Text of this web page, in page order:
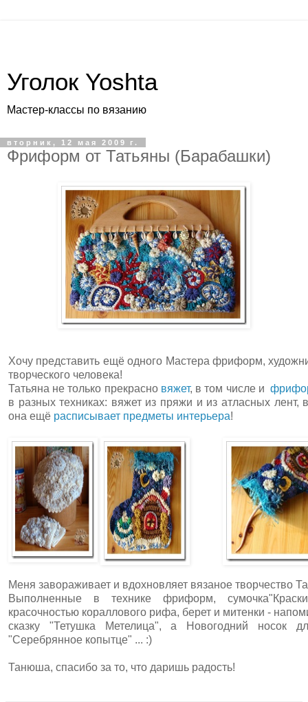
Уголок Yoshta
Мастер-классы по вязанию
вторник, 12 мая 2009 г.
Фриформ от Татьяны (Барабашки)
Хочу представить ещё одного Мастера фриформ,
творческого человека!
Татьяна не только прекрасно вяжет, в том числе и
в разных техниках: вяжет из пряжи и из атласных лент,
она ещё расписывает предметы интерьера!
Меня завораживает и вдохновляет вязаное творчество
Выполненные в технике фриформ,
красочностью кораллового рифа, берет и митенки -
сказку "Тетушка Метелица", а Новогодний носок
"Серебрянное копытце" ... :)
Танюша, спасибо за то, что даришь радость!